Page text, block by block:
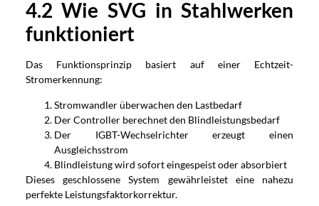
4.2 Wie SVG in Stahlwerken
funktioniert
Das Funktionsprinzip basiert auf einer Echtzeit-
Stromerkennung:
Stromwandler überwachen den Lastbedarf
Der Controller berechnet den Blindleistungsbedarf
Der IGBT-Wechselrichter erzeugt einen
Ausgleichsstrom
Blindleistung wird sofort eingespeist oder absorbiert
Dieses geschlossene System gewährleistet eine nahezu
perfekte Leistungsfaktorkorrektur.